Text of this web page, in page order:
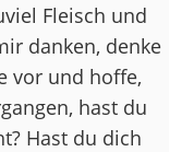
Fleisch und
danken, denke
vor und hoffe,
hast du
Hast du dich